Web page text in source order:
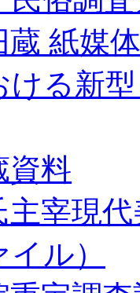
蔵 紙媒
ける新
資料
主宰現
ル）